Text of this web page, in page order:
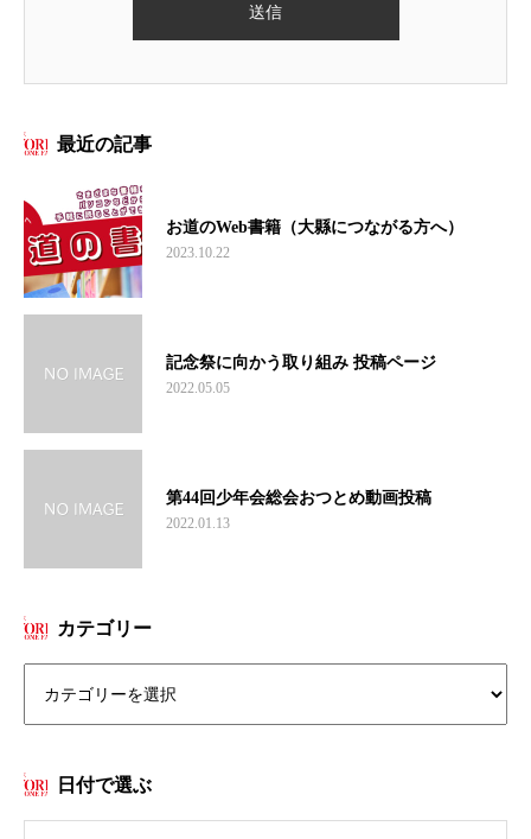
最近の記事
お道のWeb書籍（大縣につながる方へ）
2023.10.22
記念祭に向かう取り組み 投稿ページ
2022.05.05
第44回少年会総会おつとめ動画投稿
2022.01.13
カテゴリー
日付で選ぶ